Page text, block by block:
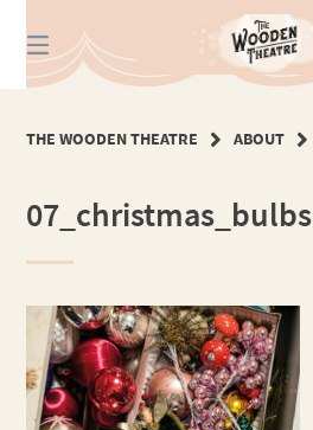
zum
Inhalt
THE WOODEN THEATRE ABOUT
07_christmas_bulbs